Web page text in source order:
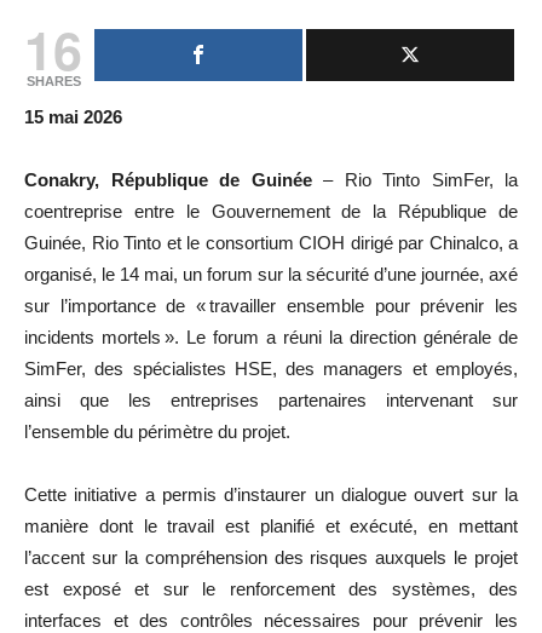
16
SHARES
15 mai 2026
Conakry, République de Guinée – Rio Tinto SimFer, la
coentreprise entre le Gouvernement de la République de
Guinée, Rio Tinto et le consortium CIOH dirigé par Chinalco, a
organisé, le 14 mai, un forum sur la sécurité d’une journée, axé
sur l’importance de « travailler ensemble pour prévenir les
incidents mortels ». Le forum a réuni la direction générale de
SimFer, des spécialistes HSE, des managers et employés,
ainsi que les entreprises partenaires intervenant sur
l’ensemble du périmètre du projet.
Cette initiative a permis d’instaurer un dialogue ouvert sur la
manière dont le travail est planifié et exécuté, en mettant
l’accent sur la compréhension des risques auxquels le projet
est exposé et sur le renforcement des systèmes, des
interfaces et des contrôles nécessaires pour prévenir les